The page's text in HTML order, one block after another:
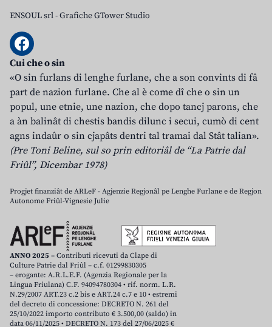
ENSOUL srl-Grafiche GTower Studio
Cui che o sin
«O sin furlans di lenghe furlane, che a son convints di fâ
part de nazion furlane. Che al è come dî che o sin un
popul, une etnie, une nazion, che dopo tancj parons, che
a àn balinât di chestis bandis dilunc i secui, cumò di cent
agns indaûr o sin cjapâts dentri tal tramai dal Stât talian».
(Pre Toni Beline, sul so prin editoriâl de “La Patrie dal
Friûl”, Dicembar 1978)
Progjet finanziât de ARLeF - Agjenzie Regjonâl pe Lenghe Furlane e de Regjon
Autonome Friûl-Vignesie Julie
ANNO 2025 – Contributi ricevuti da Clape di
Culture Patrie dal Friûl – c.f. 01299830305
– erogante: A.R.L.E.F. (Agenzia Regionale per la
Lingua Friulana) C.F. 94094780304 • rif. norm. L.R.
N.29/2007 ART.23 c.2 bis e ART.24 c.7 e 10 • estremi
del decreto di concessione: DECRETO N. 261 del
25/10/2022 importo contributo € 3.500,00 (saldo) in
data 06/11/2025 • DECRETO N. 173 del 27/06/2025 €